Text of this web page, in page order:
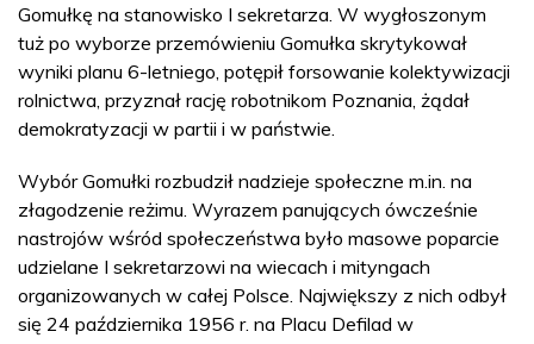
Gomułkę na stanowisko I sekretarza. W wygłoszonym
tuż po wyborze przemówieniu Gomułka skrytykował
wyniki planu 6-letniego, potępił forsowanie kolektywizacji
rolnictwa, przyznał rację robotnikom Poznania, żądał
demokratyzacji w partii i w państwie.
Wybór Gomułki rozbudził nadzieje społeczne m.in. na
złagodzenie reżimu. Wyrazem panujących ówcześnie
nastrojów wśród społeczeństwa było masowe poparcie
udzielane I sekretarzowi na wiecach i mityngach
organizowanych w całej Polsce. Największy z nich odbył
się 24 października 1956 r. na Placu Defilad w